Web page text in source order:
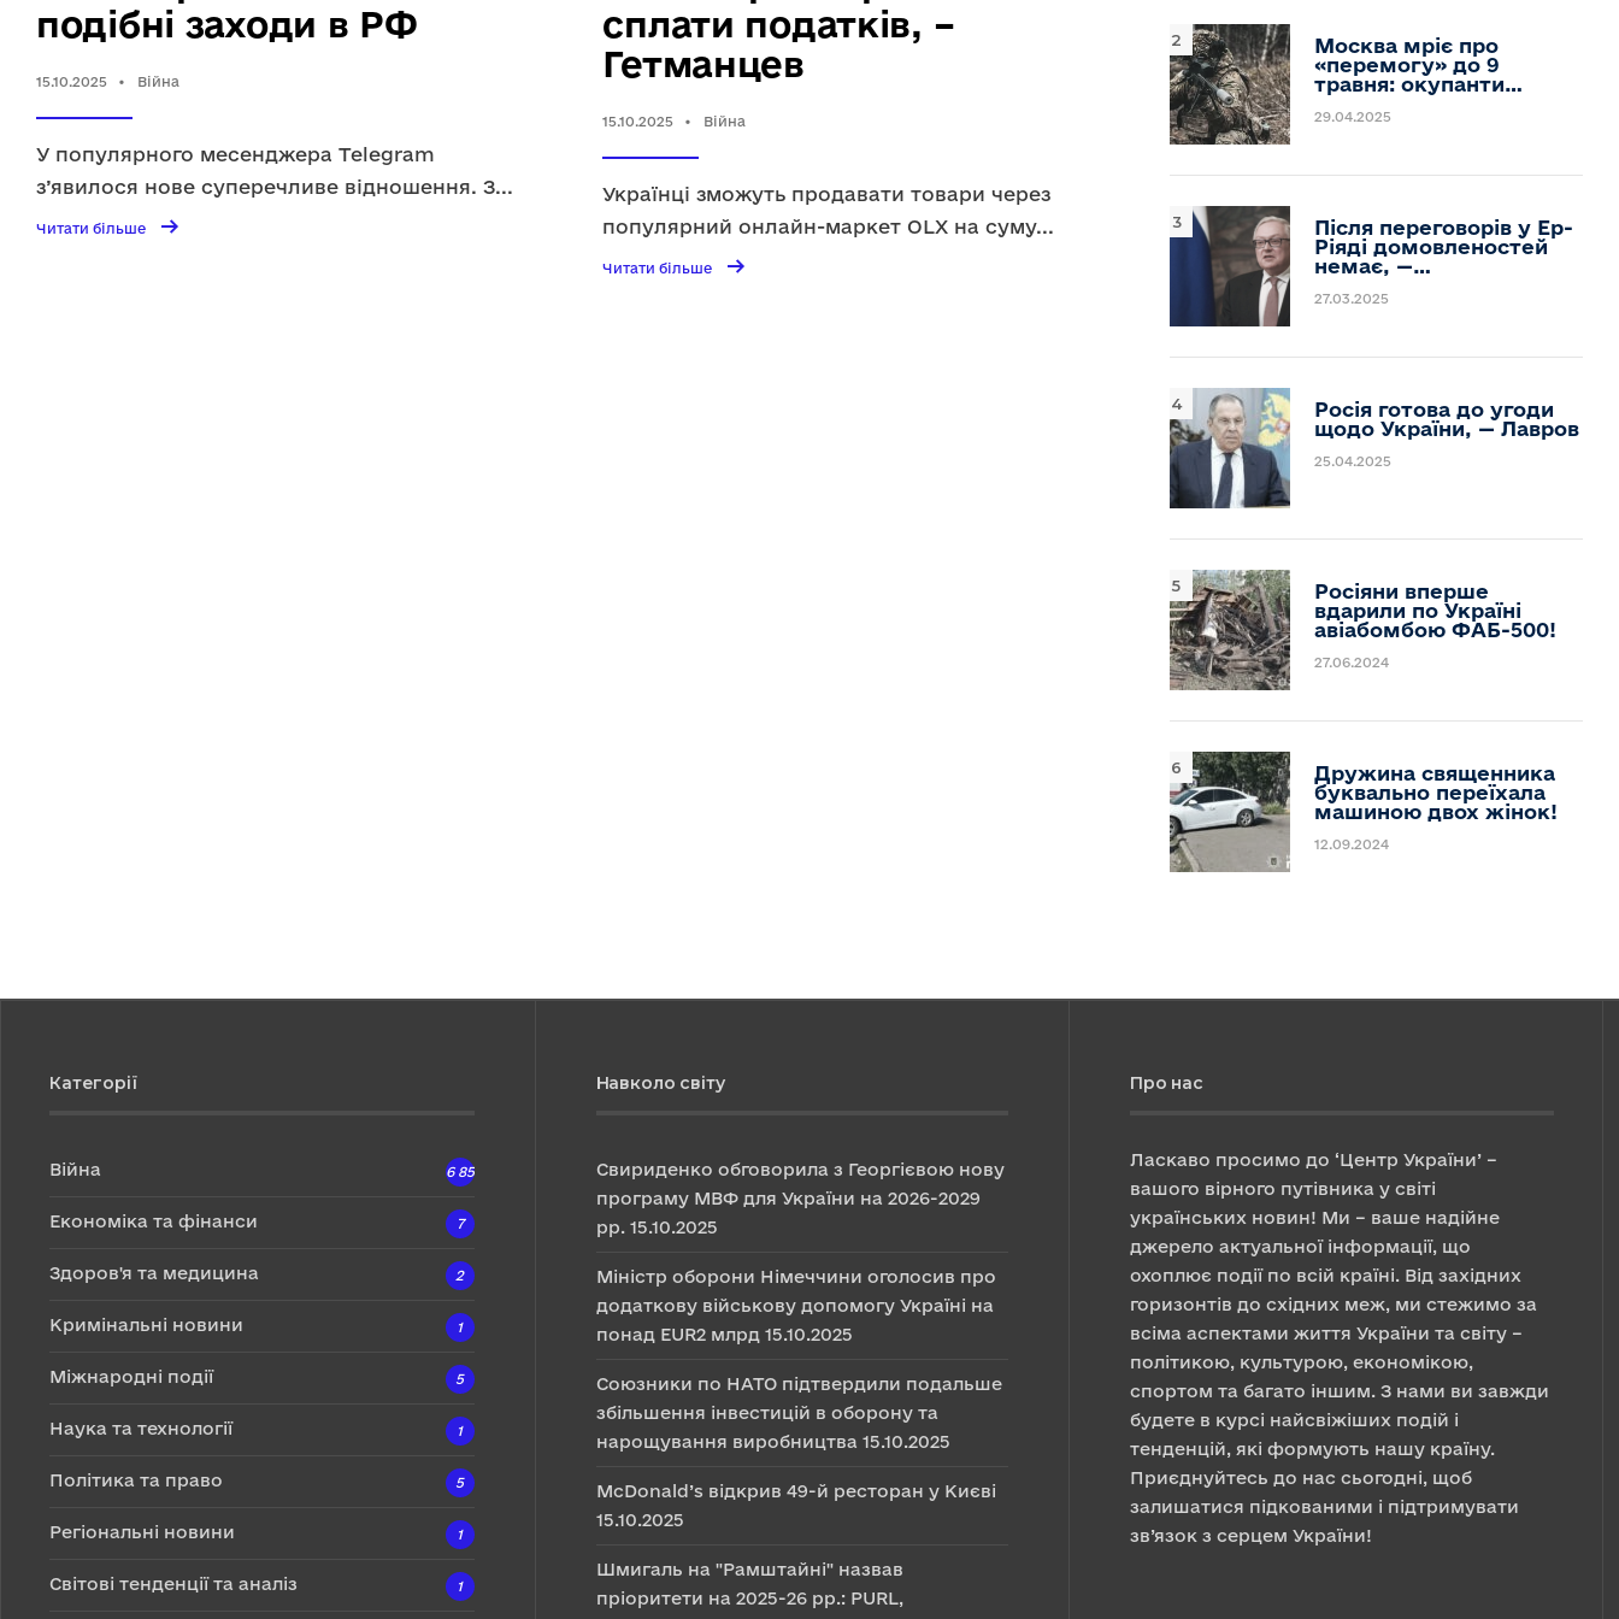
подібні заходи в РФ
15.10.2025 • Війна
У популярного месенджера Telegram
з’явилося нове суперечливе відношення. З...
Читати більше →
Читати
сплати податків, –
Гетманцев
15.10.2025 • Війна
Українці зможуть продавати товари через
популярний онлайн-маркет OLX на суму...
Читати більше →
Читати
Москва мріє про
«перемогу» до 9
травня: окупанти…
29.04.2025
Після переговорів у Ер-
Ріяді домовленостей
немає, —…
27.03.2025
Росія готова до угоди
щодо України, — Лавров
25.04.2025
Росіяни вперше
вдарили по Україні
авіабомбою ФАБ-500!
27.06.2024
Дружина священника
буквально переїхала
машиною двох жінок!
12.09.2024
Категорії
Війна 6 857
Економіка та фінанси 7
Здоров'я та медицина 2
Кримінальні новини 1
Міжнародні події 5
Наука та технології 1
Політика та право 5
Регіональні новини 1
Світові тенденції та аналіз 1
Навколо світу
Свириденко обговорила з Георгієвою нову
програму МВФ для України на 2026-2029
рр. 15.10.2025
Міністр оборони Німеччини оголосив про
додаткову військову допомогу Україні на
понад EUR2 млрд 15.10.2025
Союзники по НАТО підтвердили подальше
збільшення інвестицій в оборону та
нарощування виробництва 15.10.2025
McDonald’s відкрив 49-й ресторан у Києві
15.10.2025
Шмигаль на "Рамштайні" назвав
пріоритети на 2025-26 рр.: PURL,
Про нас
Ласкаво просимо до ‘Центр України’ –
вашого вірного путівника у світі
українських новин! Ми – ваше надійне
джерело актуальної інформації, що
охоплює події по всій країні. Від західних
горизонтів до східних меж, ми стежимо за
всіма аспектами життя України та світу –
політикою, культурою, економікою,
спортом та багато іншим. З нами ви завжди
будете в курсі найсвіжіших подій і
тенденцій, які формують нашу країну.
Приєднуйтесь до нас сьогодні, щоб
залишатися підкованими і підтримувати
зв’язок з серцем України!